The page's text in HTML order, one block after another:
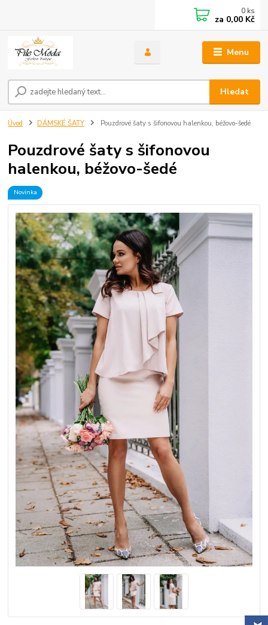
Menu
Hledat
0 ks
za 0,00 Kč
Úvod DÁMSKÉ ŠATY Pouzdrové šaty s šifonovou halenkou, béžovo-šedé
Pouzdrové šaty s šifonovou
halenkou, béžovo-šedé
Novinka